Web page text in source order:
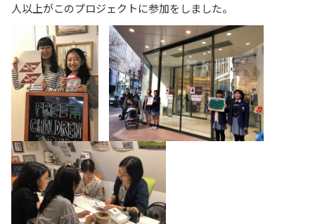
人以上がこのプロジェクトに参加をしました。